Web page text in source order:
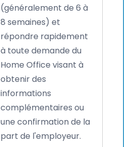
(généralement de 6 à
8 semaines) et
répondre rapidement
à toute demande du
Home Office visant à
obtenir des
informations
complémentaires ou
une confirmation de la
part de l'employeur.